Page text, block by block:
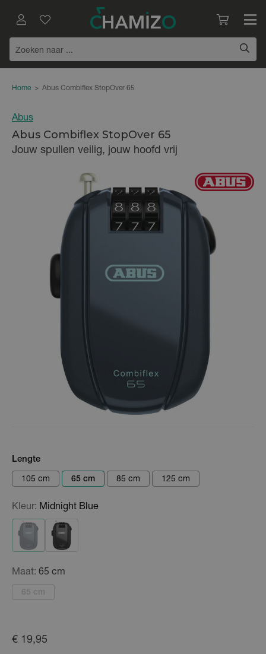
Home > Abus Combiflex StopOver 65
Abus
Abus Combiflex StopOver 65
Jouw spullen veilig, jouw hoofd vrij
Lengte
105 cm 65 cm 85 cm 125 cm
Kleur: Midnight Blue
Maat: 65 cm
65 cm
€ 19,95